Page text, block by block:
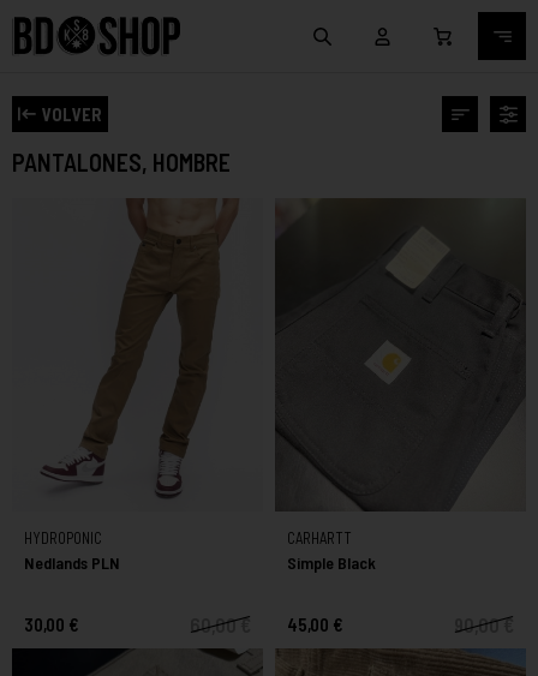
VOLVER
PANTALONES, HOMBRE
HYDROPONIC
Nedlands PLN
30,00 € 60,00 €
CARHARTT
Simple Black
45,00 € 90,00 €